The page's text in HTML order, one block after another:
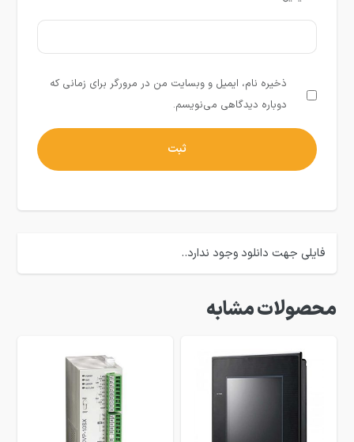
ذخیره نام، ایمیل و وبسایت من در مرورگر برای زمانی که
دوباره دیدگاهی می‌نویسم.
فایلی جهت دانلود وجود ندارد..
محصولات مشابه